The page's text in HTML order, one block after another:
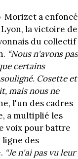
Morizet a enfoncé
la victoire de
du collectif
“Nous n'avons pas
certains
Cosette et
mais nous ne
l'un des cadres
a multiplié les
voix pour battre
des
“Je n'ai pas vu leur